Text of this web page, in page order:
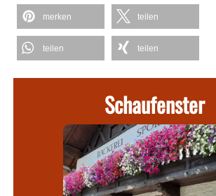
merken teilen
teilen teilen
Schaufenster